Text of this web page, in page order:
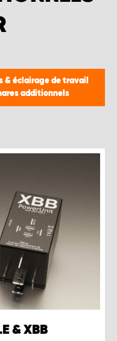
& éclairage de travail
additionnels
& XBB